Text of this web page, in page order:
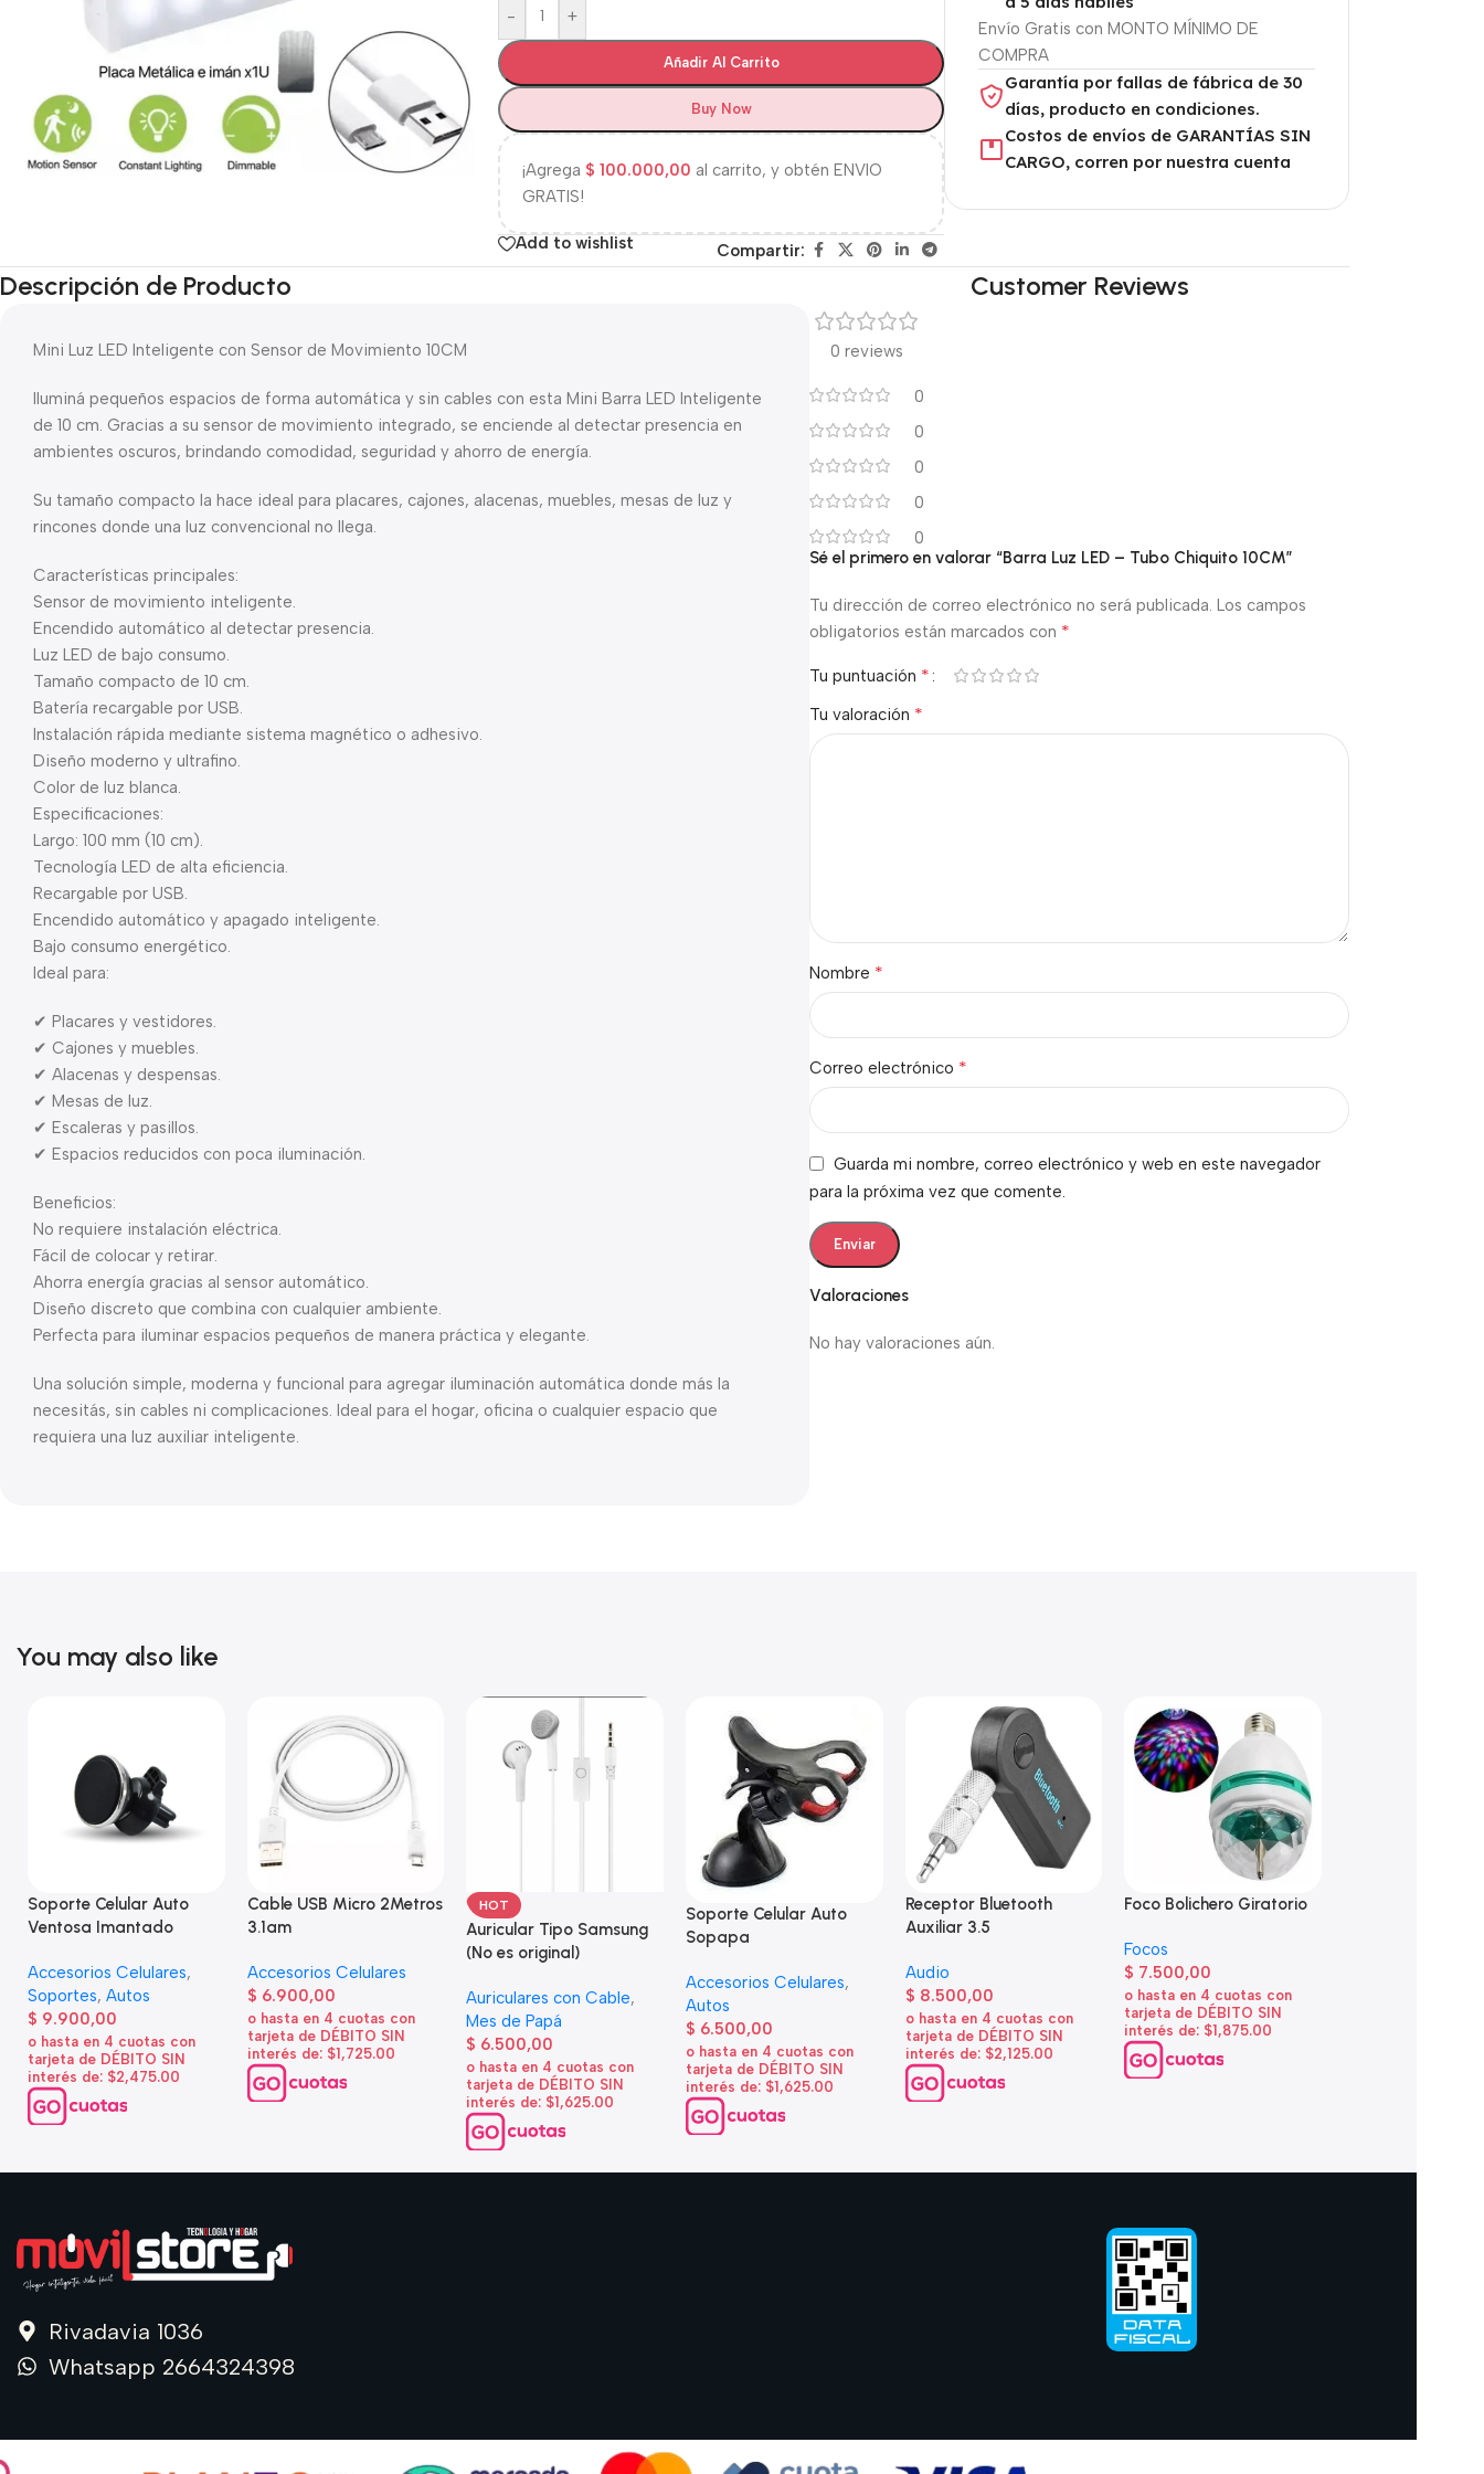
- +
Añadir Al Carrito
Buy Now
¡Agrega $ 100.000,00 al carrito, y obtén ENVIO
GRATIS!
Add to wishlist Compartir:
Envío Gratis con MONTO MÍNIMO DE
COMPRA
Garantía por fallas de fábrica de 30
días, producto en condiciones.
Costos de envíos de GARANTÍAS SIN
CARGO, corren por nuestra cuenta
Descripción de Producto
Mini Luz LED Inteligente con Sensor de Movimiento 10CM
Iluminá pequeños espacios de forma automática y sin cables con esta Mini Barra LED Inteligente
de 10 cm. Gracias a su sensor de movimiento integrado, se enciende al detectar presencia en
ambientes oscuros, brindando comodidad, seguridad y ahorro de energía.
Su tamaño compacto la hace ideal para placares, cajones, alacenas, muebles, mesas de luz y
rincones donde una luz convencional no llega.
Características principales:
Sensor de movimiento inteligente.
Encendido automático al detectar presencia.
Luz LED de bajo consumo.
Tamaño compacto de 10 cm.
Batería recargable por USB.
Instalación rápida mediante sistema magnético o adhesivo.
Diseño moderno y ultrafino.
Color de luz blanca.
Especificaciones:
Largo: 100 mm (10 cm).
Tecnología LED de alta eficiencia.
Recargable por USB.
Encendido automático y apagado inteligente.
Bajo consumo energético.
Ideal para:
✔ Placares y vestidores.
✔ Cajones y muebles.
✔ Alacenas y despensas.
✔ Mesas de luz.
✔ Escaleras y pasillos.
✔ Espacios reducidos con poca iluminación.
Beneficios:
No requiere instalación eléctrica.
Fácil de colocar y retirar.
Ahorra energía gracias al sensor automático.
Diseño discreto que combina con cualquier ambiente.
Perfecta para iluminar espacios pequeños de manera práctica y elegante.
Una solución simple, moderna y funcional para agregar iluminación automática donde más la
necesitás, sin cables ni complicaciones. Ideal para el hogar, oficina o cualquier espacio que
requiera una luz auxiliar inteligente.
Customer Reviews
0 reviews
0
0
0
0
0
Valoraciones
No hay valoraciones aún.
Sé el primero en valorar “Barra Luz LED – Tubo Chiquito 10CM”
Tu dirección de correo electrónico no será publicada. Los campos
obligatorios están marcados con *
Tu puntuación *
Tu valoración *
Nombre *
Correo electrónico *
Guarda mi nombre, correo electrónico y web en este navegador
para la próxima vez que comente.
You may also like
Soporte Celular Auto
Ventosa Imantado
Accesorios Celulares,
Soportes, Autos
$ 9.900,00
o hasta en 4 cuotas con
tarjeta de DÉBITO SIN
interés de: $2,475.00
Cable USB Micro 2Metros
3.1am
Accesorios Celulares
$ 6.900,00
o hasta en 4 cuotas con
tarjeta de DÉBITO SIN
interés de: $1,725.00
HOT
Auricular Tipo Samsung
(No es original)
Auriculares con Cable,
Mes de Papá
$ 6.500,00
o hasta en 4 cuotas con
tarjeta de DÉBITO SIN
interés de: $1,625.00
Soporte Celular Auto
Sopapa
Accesorios Celulares,
Autos
$ 6.500,00
o hasta en 4 cuotas con
tarjeta de DÉBITO SIN
interés de: $1,625.00
Receptor Bluetooth
Auxiliar 3.5
Audio
$ 8.500,00
o hasta en 4 cuotas con
tarjeta de DÉBITO SIN
interés de: $2,125.00
Foco Bolichero Giratorio
Focos
$ 7.500,00
o hasta en 4 cuotas con
tarjeta de DÉBITO SIN
interés de: $1,875.00
Rivadavia 1036
Whatsapp 2664324398